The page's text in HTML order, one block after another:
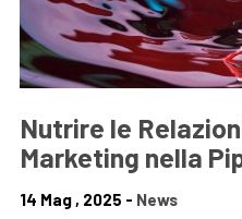
Nutrire le
Marketing nella
14 Mag , 2025 - News